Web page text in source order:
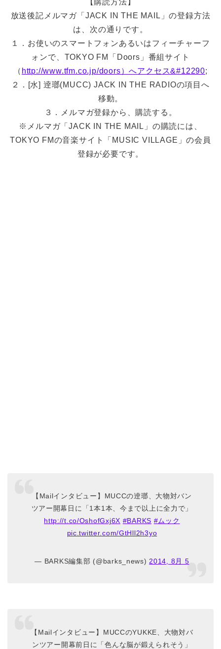
放送後記メルマガ「JACK IN THE MAIL」の登録方法
は、次の通りです。
１．お使いのスマートフォンあるいはフィーチャーフ
ォンで、TOKYO FM「Doors」番組サイト
（ http://www.tfm.co.jp/doors）へアクセス&#12290;
２．[水] 逹瑯(MUCC) JACK IN THE RADIOの項目へ
移動。
３．メルマガ登録から、購読する。
※メルマガ「JACK IN THE MAIL」の購読には、
TOKYO FMの音楽サイト「MUSIC VILLAGE」の会員
登録が必要です。
【Mailインタビュー】MUCCの逹瑯、大物対バン
ツアー開幕日に「1本1本、今まで以上に全力で」
http://t.co/OshofGxj6X #BARKS #ムック
pic.twitter.com/GtHll2h3yo
— BARKS編集部 (@barks_news) 2014, 8月 5
【Mailインタビュー】MUCCのYUKKE、大物対バ
ンツアー開幕前日に「色んな脳が鍛えられそう」